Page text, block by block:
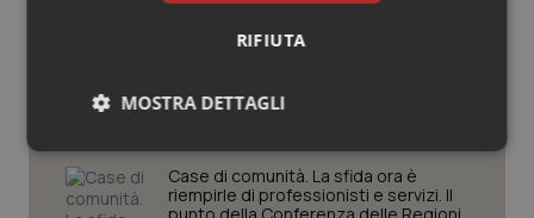
Ulcera & Reflusso
Vaccini
fotografano la qualità reale del Ssn”
Case di comunità. La sfida ora è
riempirle di professionisti e servizi. Il
RIFIUTA
MOSTRA DETTAGLI
Necessari Statistici Marketing